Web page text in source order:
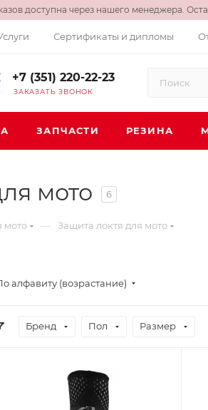
доступна через нашего менеджера.
Сертификаты и дипломы
+7 (351) 220-22-23
ЗАКАЗАТЬ ЗВОНОК
ЗАПЧАСТИ РЕЗИНА
мото 6
мото — Защита локтя для мото
алфавиту (возрастание)
Бренд Пол Размер